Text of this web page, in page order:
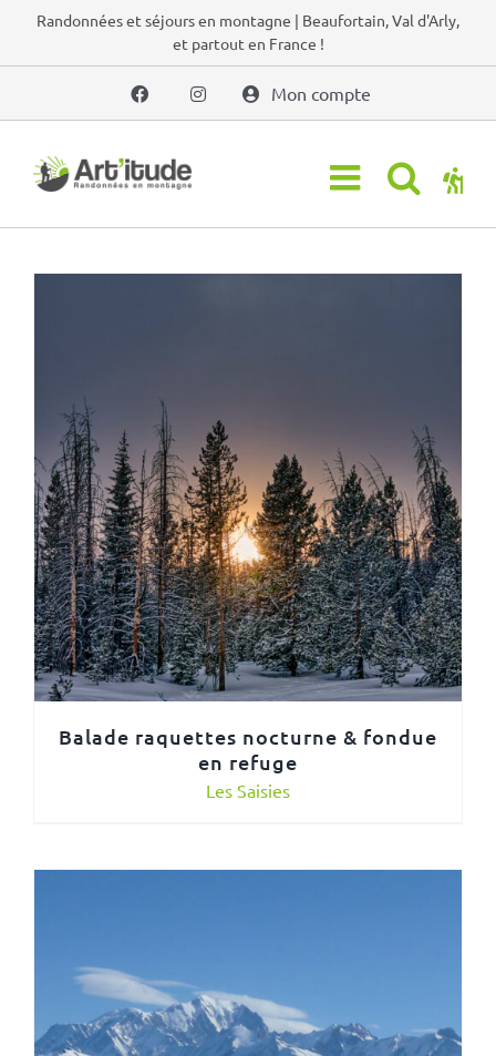
PasserRandonnées et séjours en montagne | Beaufortain, Val d'Arly,
et partout en France !
Mon compte
Balade raquettes nocturne & fondue
en refuge
Les Saisies